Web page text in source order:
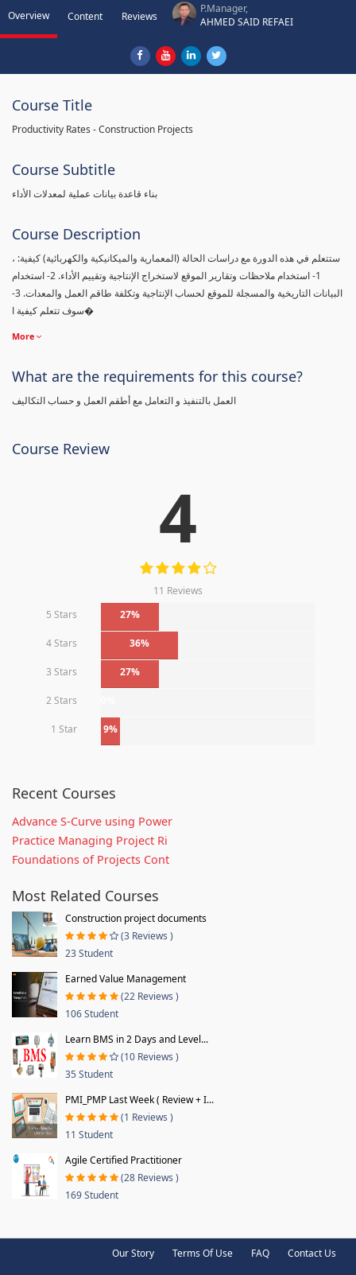
Overview Content Reviews
P.Manager,
AHMED SAID REFAEI
Course Title
Productivity Rates - Construction Projects
Course Subtitle
بناء قاعدة بيانات عملية لمعدلات الأداء
Course Description
، ستتعلم في هذه الدورة مع دراسات الحالة (المعمارية والميكانيكية والكهربائية) كيفية:
1- استخدام ملاحظات وتقارير الموقع لاستخراج الإنتاجية وتقييم الأداء. 2- استخدام
البيانات التاريخية والمسجلة للموقع لحساب الإنتاجية وتكلفة طاقم العمل والمعدات. 3-
سوف تتعلم كيفية ا�
More
What are the requirements for this course?
العمل بالتنفيذ و التعامل مع أطقم العمل و حساب التكاليف
Course Review
4
11 Reviews
5 Stars
27%
4 Stars 36%
3 Stars 27%
2 Stars
1 Star 9%
Recent Courses
Advance S-Curve using Power
Practice Managing Project Ri
Foundations of Projects Cont
Most Related Courses
Construction project documents
(3 Reviews )
23 Student
Earned Value Management
(22 Reviews )
106 Student
Learn BMS in 2 Days and Level...
(10 Reviews )
35 Student
PMI_PMP Last Week ( Review + I...
(1 Reviews )
11 Student
Agile Certified Practitioner
(28 Reviews )
169 Student
Our Story Terms Of Use FAQ Contact Us